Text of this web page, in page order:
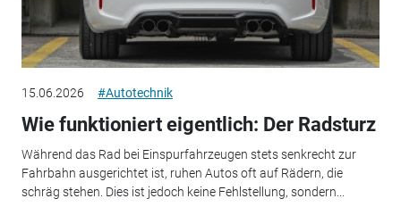
15.06.2026 #Autotechnik
Wie funktioniert eigentlich: Der Radsturz
Während das Rad bei Einspurfahrzeugen stets senkrecht zur
Fahrbahn ausgerichtet ist, ruhen Autos oft auf Rädern, die
schräg stehen. Dies ist jedoch keine Fehlstellung, sondern...